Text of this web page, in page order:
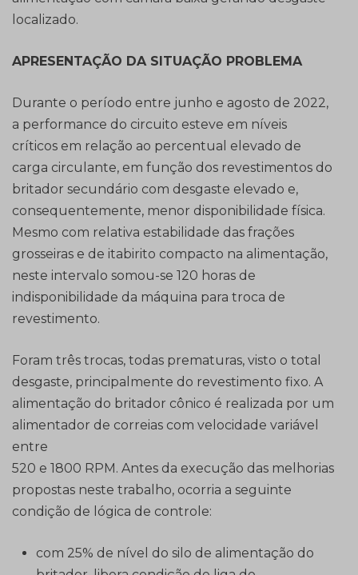
localizado.
APRESENTAÇÃO DA SITUAÇÃO PROBLEMA
Durante o período entre junho e agosto de 2022,
a performance do circuito esteve em níveis
críticos em relação ao percentual elevado de
carga circulante, em função dos revestimentos do
britador secundário com desgaste elevado e,
consequentemente, menor disponibilidade física.
Mesmo com relativa estabilidade das frações
grosseiras e de itabirito compacto na alimentação,
neste intervalo somou-se 120 horas de
indisponibilidade da máquina para troca de
revestimento.
Foram três trocas, todas prematuras, visto o total
desgaste, principalmente do revestimento fixo. A
alimentação do britador cônico é realizada por um
alimentador de correias com velocidade variável
entre
520 e 1800 RPM. Antes da execução das melhorias
propostas neste trabalho, ocorria a seguinte
condição de lógica de controle:
com 25% de nível do silo de alimentação do